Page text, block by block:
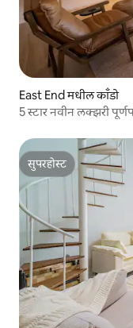
East End मधील काँडो
5 स्टार नवीन लक्झरी
सुपरहोस्ट
सुपरहोस्ट